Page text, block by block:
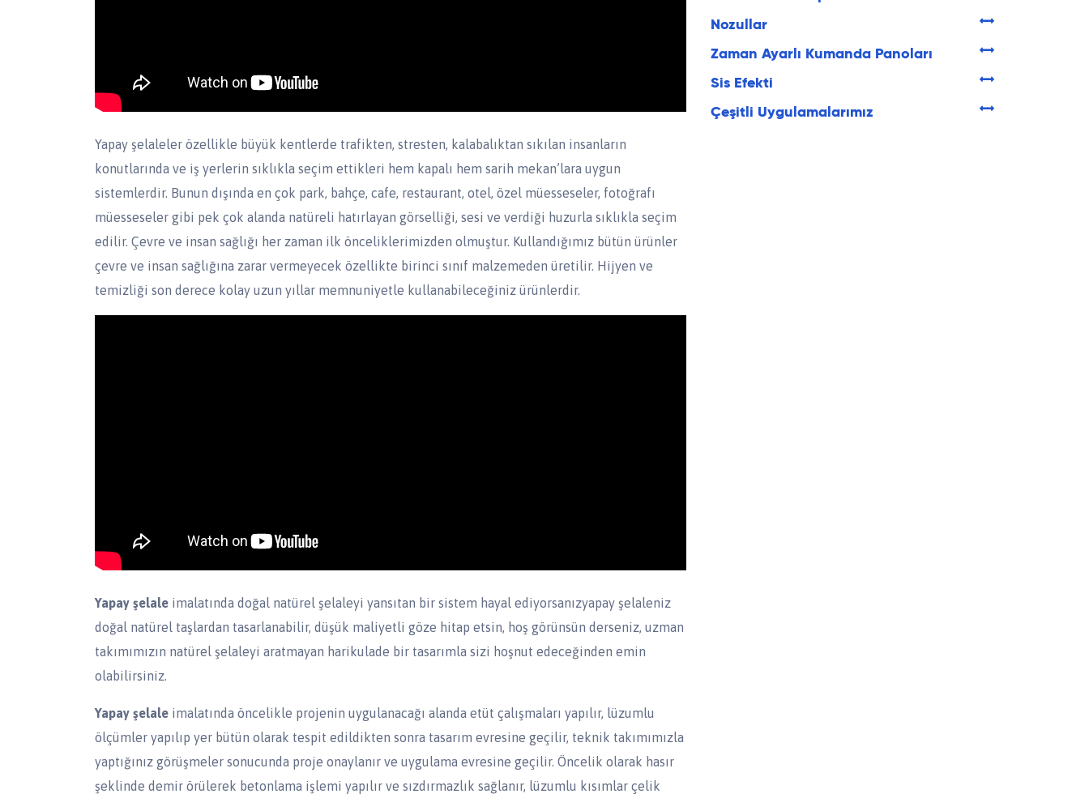
Yapay şelaleler özellikle büyük kentlerde trafikten, stresten, kalabalıktan sıkılan insanların
konutlarında ve iş yerlerin sıklıkla seçim ettikleri hem kapalı hem sarih mekan’lara uygun
sistemlerdir. Bunun dışında en çok park, bahçe, cafe, restaurant, otel, özel müesseseler, fotoğrafı
müesseseler gibi pek çok alanda natüreli hatırlayan görselliği, sesi ve verdiği huzurla sıklıkla seçim
edilir. Çevre ve insan sağlığı her zaman ilk önceliklerimizden olmuştur. Kullandığımız bütün ürünler
çevre ve insan sağlığına zarar vermeyecek özellikte birinci sınıf malzemeden üretilir. Hijyen ve
temizliği son derece kolay uzun yıllar memnuniyetle kullanabileceğiniz ürünlerdir.
Yapay şelale imalatında doğal natürel şelaleyi yansıtan bir sistem hayal ediyorsanızyapay şelaleniz
doğal natürel taşlardan tasarlanabilir, düşük maliyetli göze hitap etsin, hoş görünsün derseniz, uzman
takımımızın natürel şelaleyi aratmayan harikulade bir tasarımla sizi hoşnut edeceğinden emin
olabilirsiniz.
Yapay şelale imalatında öncelikle projenin uygulanacağı alanda etüt çalışmaları yapılır, lüzumlu
ölçümler yapılıp yer bütün olarak tespit edildikten sonra tasarım evresine geçilir, teknik takımımızla
yaptığınız görüşmeler sonucunda proje onaylanır ve uygulama evresine geçilir. Öncelik olarak hasır
şeklinde demir örülerek betonlama işlemi yapılır ve sızdırmazlık sağlanır, lüzumlu kısımlar çelik
Nozullar
Zaman Ayarlı Kumanda Panoları
Sis Efekti
Çeşitli Uygulamalarımız